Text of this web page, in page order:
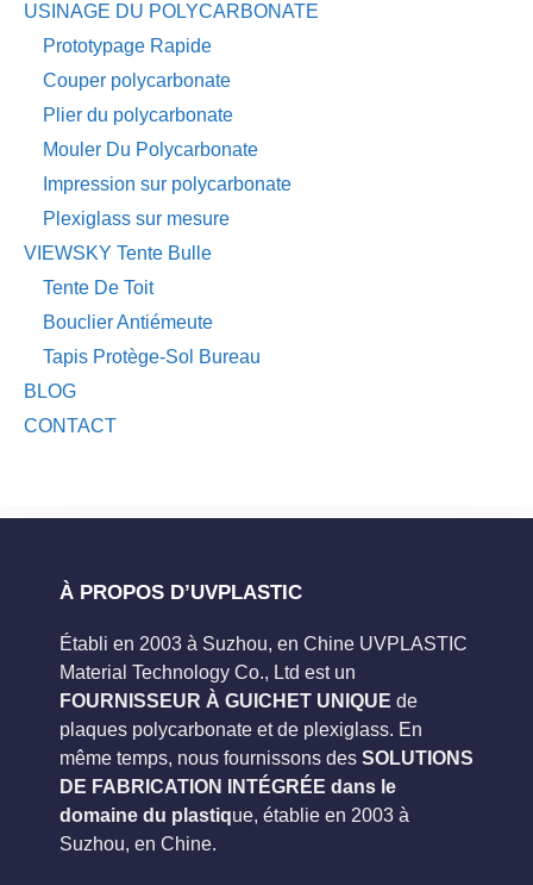
USINAGE DU POLYCARBONATE
Prototypage Rapide
Couper polycarbonate
Plier du polycarbonate
Mouler Du Polycarbonate
Impression sur polycarbonate
Plexiglass sur mesure
VIEWSKY Tente Bulle
Tente De Toit
Bouclier Antiémeute
Tapis Protège-Sol Bureau
BLOG
CONTACT
À PROPOS D’UVPLASTIC
Établi en 2003 à Suzhou, en Chine UVPLASTIC
Material Technology Co., Ltd est un
FOURNISSEUR À GUICHET UNIQUE de
plaques polycarbonate et de plexiglass. En
même temps, nous fournissons des SOLUTIONS
DE FABRICATION INTÉGRÉE dans le
domaine du plastique, établie en 2003 à
Suzhou, en Chine.